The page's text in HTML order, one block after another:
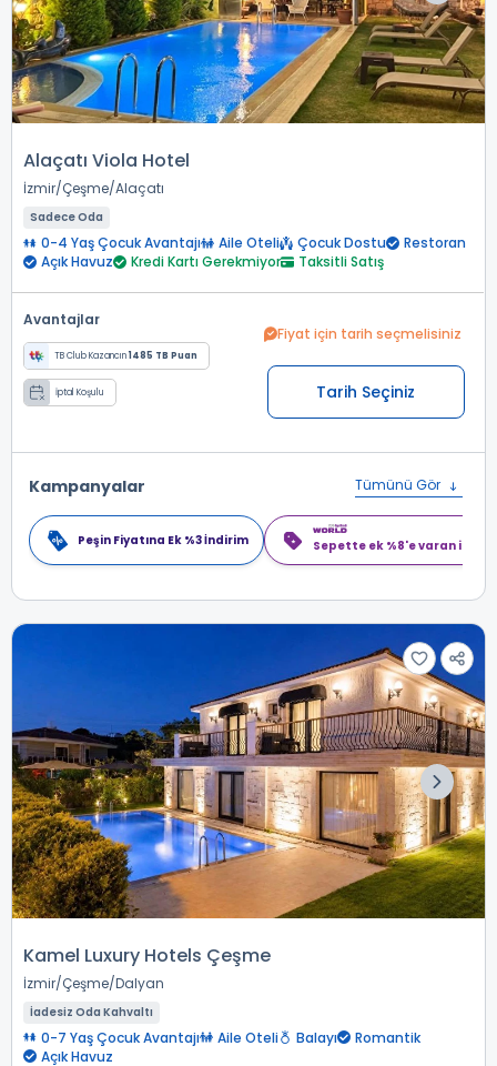
Alaçatı Viola Hotel
İzmir Çeşme Alaçatı
Sadece Oda
0-4 Yaş Çocuk Avantajı Aile Oteli Çocuk Dostu
Restoran
Açık Havuz
Kredi Kartı Gerekmiyor Taksitli Satış
Avantajlar
TB Club Kazancın1485 TB Puan
İptal Koşulu
Fiyat için tarih seçmelisiniz
Tarih Seçiniz
Kampanyalar Tümünü Gör
Peşin Fiyatına Ek %3 İndirim Sepette ek %8'e varan
Kamel Luxury Hotels Çeşme
İzmir Çeşme Dalyan
İadesiz Oda Kahvaltı
0-7 Yaş Çocuk Avantajı Aile Oteli Balayı
Romantik
Açık Havuz